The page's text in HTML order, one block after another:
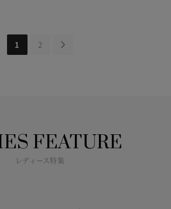
1 2
FEATURE
レディース特集